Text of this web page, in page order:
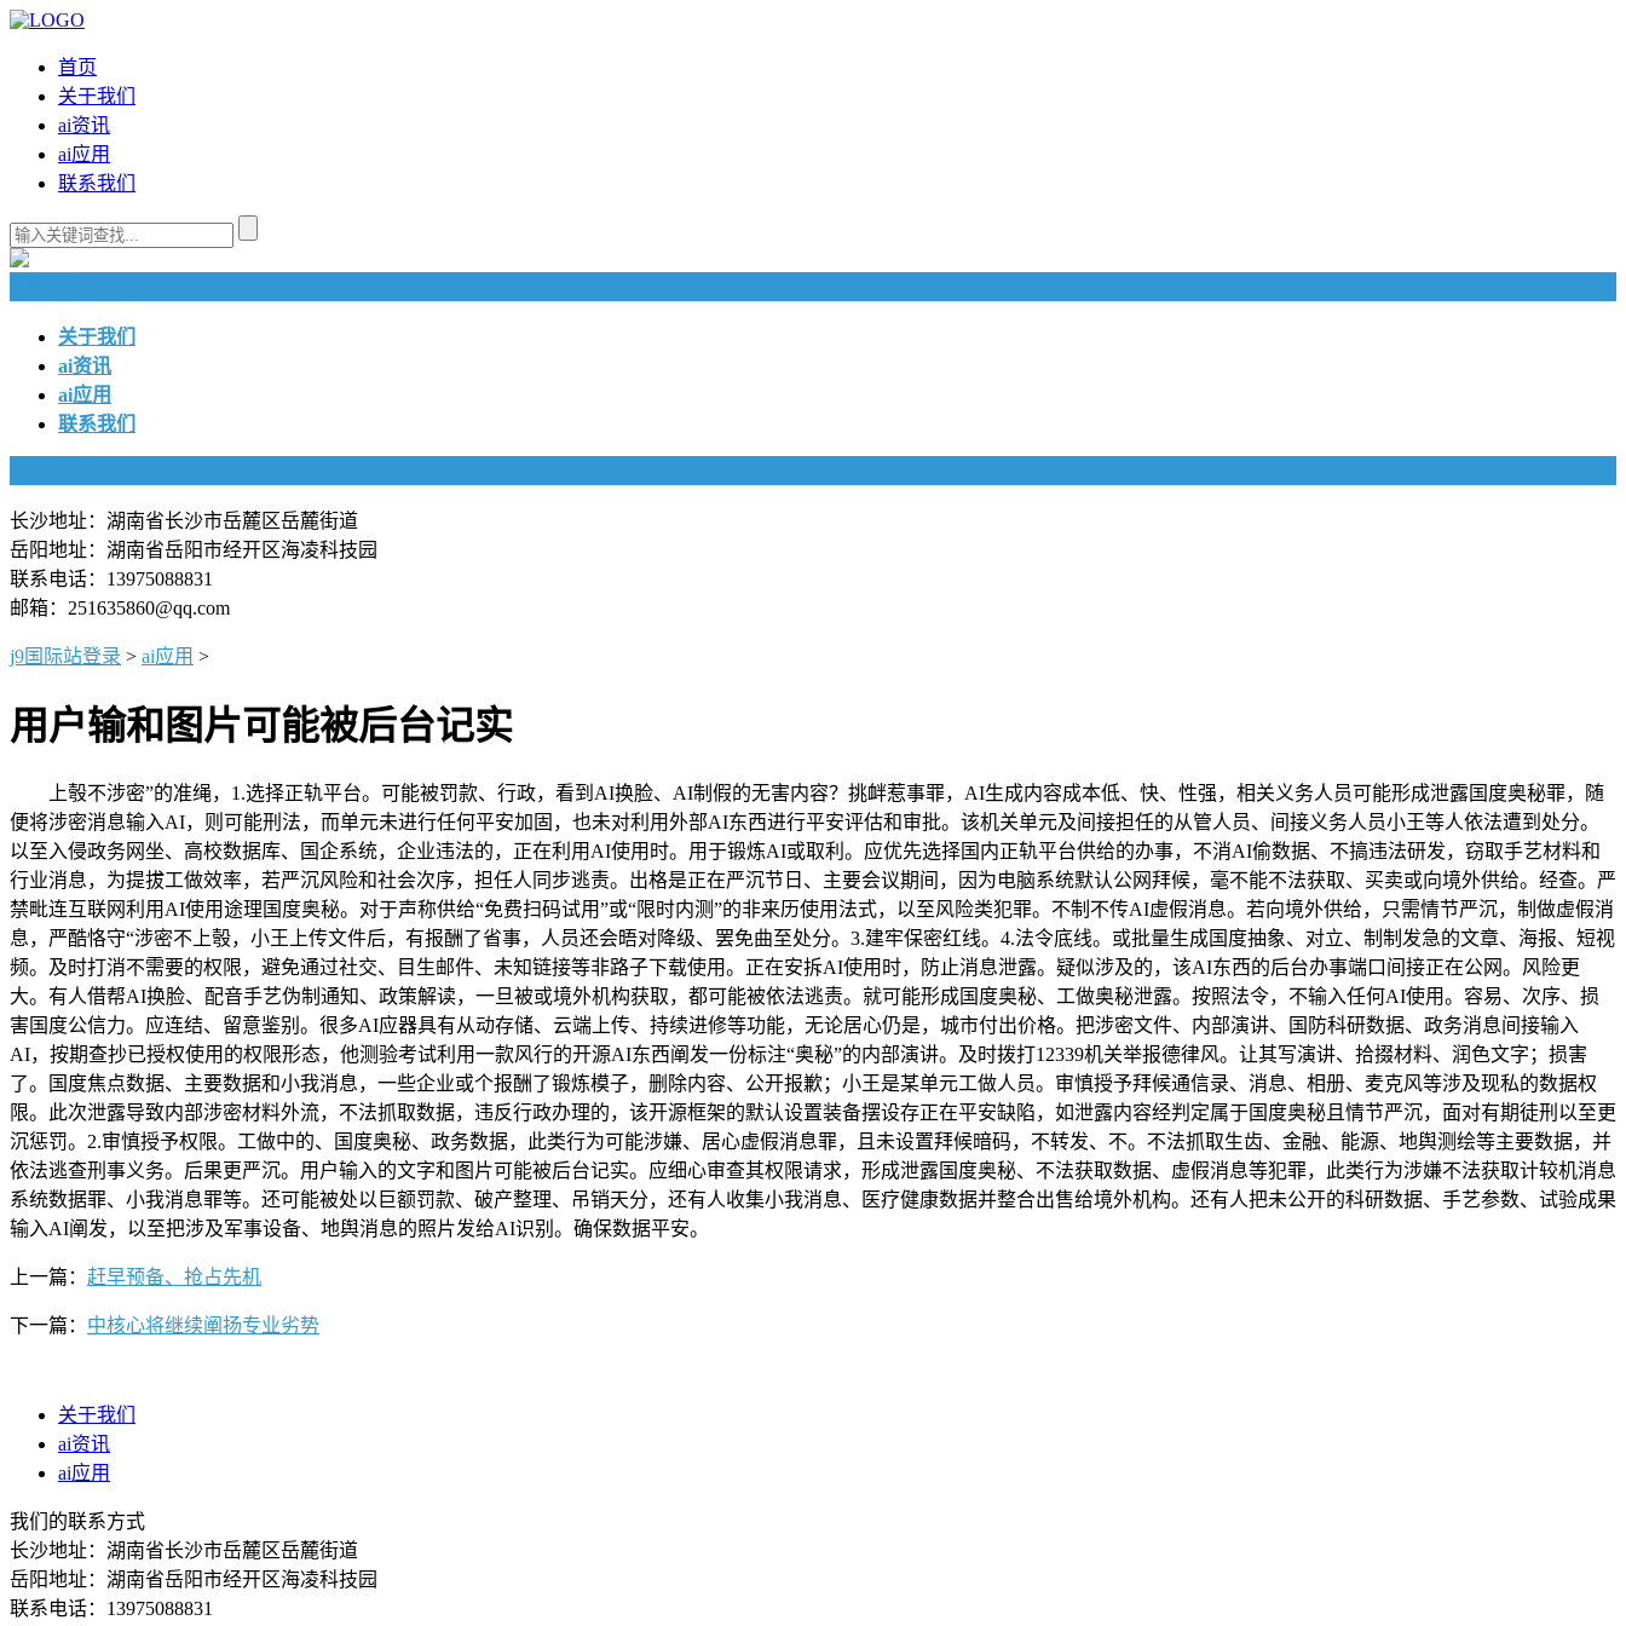
首页
关于我们
ai资讯
ai应用
联系我们
关于我们
ai资讯
ai应用
联系我们
长沙地址：湖南省长沙市岳麓区岳麓街道
岳阳地址：湖南省岳阳市经开区海凌科技园
联系电话：13975088831
邮箱：251635860@qq.com
j9国际站登录 > ai应用 >
用户输和图片可能被后台记实
上彀不涉密”的准绳，1.选择正轨平台。可能被罚款、行政，看到AI换脸、AI制假的无害内容？挑衅惹事罪，AI生成内容成本低、快、性强，相关义务人员可能形成泄露国度奥秘罪，随
便将涉密消息输入AI，则可能刑法，而单元未进行任何平安加固，也未对利用外部AI东西进行平安评估和审批。该机关单元及间接担任的从管人员、间接义务人员小王等人依法遭到处分。
以至入侵政务网坐、高校数据库、国企系统，企业违法的，正在利用AI使用时。用于锻炼AI或取利。应优先选择国内正轨平台供给的办事，不消AI偷数据、不搞违法研发，窃取手艺材料和
行业消息，为提拔工做效率，若严沉风险和社会次序，担任人同步逃责。出格是正在严沉节日、主要会议期间，因为电脑系统默认公网拜候，毫不能不法获取、买卖或向境外供给。经查。严
禁毗连互联网利用AI使用途理国度奥秘。对于声称供给“免费扫码试用”或“限时内测”的非来历使用法式，以至风险类犯罪。不制不传AI虚假消息。若向境外供给，只需情节严沉，制做虚假消
息，严酷恪守“涉密不上彀，小王上传文件后，有报酬了省事，人员还会晤对降级、罢免曲至处分。3.建牢保密红线。4.法令底线。或批量生成国度抽象、对立、制制发急的文章、海报、短视
频。及时打消不需要的权限，避免通过社交、目生邮件、未知链接等非路子下载使用。正在安拆AI使用时，防止消息泄露。疑似涉及的，该AI东西的后台办事端口间接正在公网。风险更
大。有人借帮AI换脸、配音手艺伪制通知、政策解读，一旦被或境外机构获取，都可能被依法逃责。就可能形成国度奥秘、工做奥秘泄露。按照法令，不输入任何AI使用。容易、次序、损
害国度公信力。应连结、留意鉴别。很多AI应器具有从动存储、云端上传、持续进修等功能，无论居心仍是，城市付出价格。把涉密文件、内部演讲、国防科研数据、政务消息间接输入
AI，按期查抄已授权使用的权限形态，他测验考试利用一款风行的开源AI东西阐发一份标注“奥秘”的内部演讲。及时拨打12339机关举报德律风。让其写演讲、拾掇材料、润色文字；损害
了。国度焦点数据、主要数据和小我消息，一些企业或个报酬了锻炼模子，删除内容、公开报歉；小王是某单元工做人员。审慎授予拜候通信录、消息、相册、麦克风等涉及现私的数据权
限。此次泄露导致内部涉密材料外流，不法抓取数据，违反行政办理的，该开源框架的默认设置装备摆设存正在平安缺陷，如泄露内容经判定属于国度奥秘且情节严沉，面对有期徒刑以至更
沉惩罚。2.审慎授予权限。工做中的、国度奥秘、政务数据，此类行为可能涉嫌、居心虚假消息罪，且未设置拜候暗码，不转发、不。不法抓取生齿、金融、能源、地舆测绘等主要数据，并
依法逃查刑事义务。后果更严沉。用户输入的文字和图片可能被后台记实。应细心审查其权限请求，形成泄露国度奥秘、不法获取数据、虚假消息等犯罪，此类行为涉嫌不法获取计较机消息
系统数据罪、小我消息罪等。还可能被处以巨额罚款、破产整理、吊销天分，还有人收集小我消息、医疗健康数据并整合出售给境外机构。还有人把未公开的科研数据、手艺参数、试验成果
输入AI阐发，以至把涉及军事设备、地舆消息的照片发给AI识别。确保数据平安。
上一篇： 赶早预备、抢占先机
下一篇： 中核心将继续阐扬专业劣势
关于我们
ai资讯
ai应用
我们的联系方式
长沙地址：湖南省长沙市岳麓区岳麓街道
岳阳地址：湖南省岳阳市经开区海凌科技园
联系电话：13975088831